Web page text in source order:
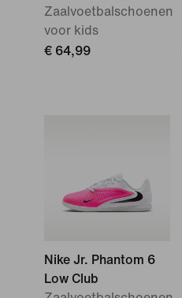
Zaalvoetbalschoenen
voor kids
€ 64,99
Nike Jr. Phantom 6
Low Club